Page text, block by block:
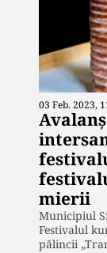
03 Feb. 2023,
mierii
Municipiul
Festivalul
pălincii